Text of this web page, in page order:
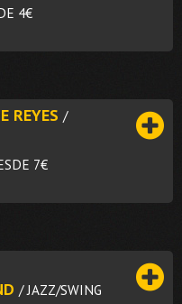
4€
REYES /
7€
/ JAZZ/SWING